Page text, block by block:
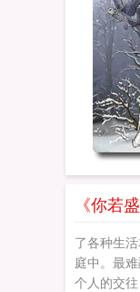
《你若
了各种生
庭中。最
个人的交